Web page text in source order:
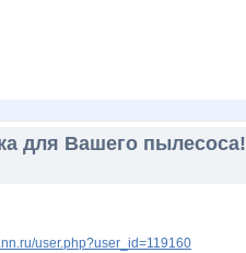
для Вашего пылесоса!
user.php?user_id=119160